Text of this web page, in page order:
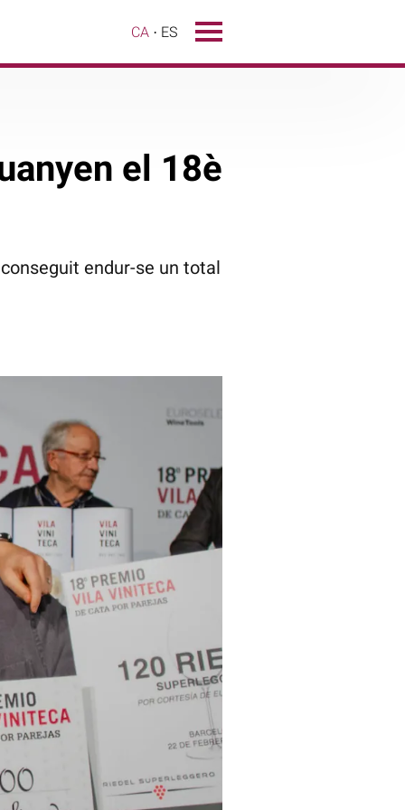
CA ES
el 18è
endur-se un total